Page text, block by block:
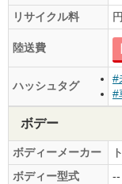
リサイクル料
円
陸送費
ハッシュタグ
#
#
ボデー
ボディーメーカー
ボディー型式
--